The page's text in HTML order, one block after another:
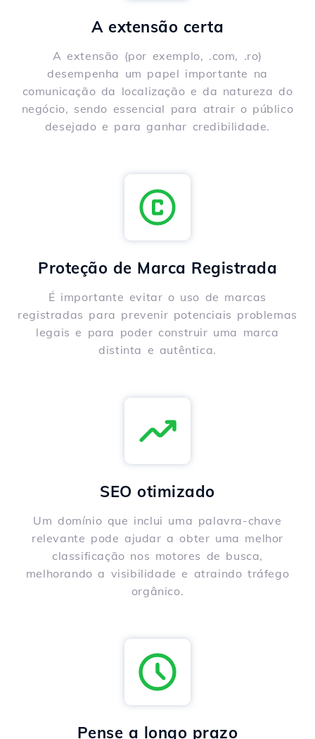
A extensão certa
A extensão (por exemplo, .com, .ro)
desempenha um papel importante na
comunicação da localização e da natureza do
negócio, sendo essencial para atrair o público
desejado e para ganhar credibilidade.
Proteção de Marca Registrada
É importante evitar o uso de marcas
registradas para prevenir potenciais problemas
legais e para poder construir uma marca
distinta e autêntica.
SEO otimizado
Um domínio que inclui uma palavra-chave
relevante pode ajudar a obter uma melhor
classificação nos motores de busca,
melhorando a visibilidade e atraindo tráfego
orgânico.
Pense a longo prazo